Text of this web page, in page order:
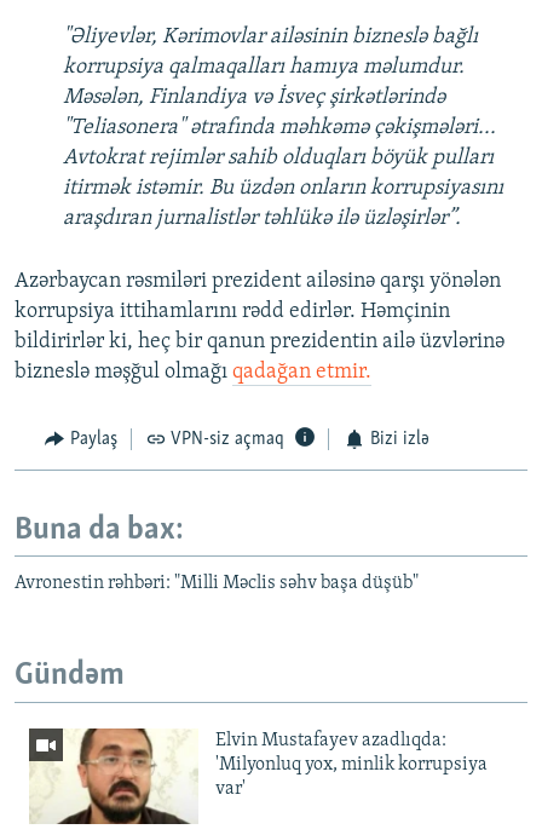
"Əliyevlər, Kərimovlar ailəsinin bizneslə bağlı
korrupsiya qalmaqalları hamıya məlumdur.
Məsələn, Finlandiya və İsveç şirkətlərində
"Teliasonera" ətrafında məhkəmə çəkişmələri...
Avtokrat rejimlər sahib olduqları böyük pulları
itirmək istəmir. Bu üzdən onların korrupsiyasını
araşdıran jurnalistlər təhlükə ilə üzləşirlər”.
Azərbaycan rəsmiləri prezident ailəsinə qarşı yönələn
korrupsiya ittihamlarını rədd edirlər. Həmçinin
bildirirlər ki, heç bir qanun prezidentin ailə üzvlərinə
bizneslə məşğul olmağı qadağan etmir.
Paylaş VPN-siz açmaq Bizi izlə
Buna da bax:
Avronestin rəhbəri: "Milli Məclis səhv başa düşüb"
Gündəm
Elvin Mustafayev azadlıqda:
'Milyonluq yox, minlik korrupsiya
var'